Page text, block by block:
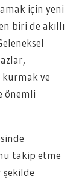
için yeni
biri de akıllı
kurmak ve
önemli
takip etme
şekilde